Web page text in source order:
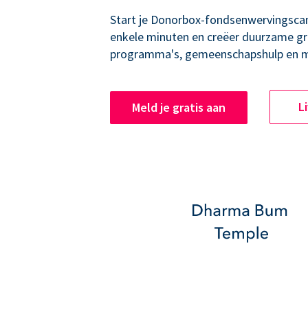
Start je Donorbox-
enkele minuten en creëer duurzame
programma's, gemeenschapshulp en
Meld je gratis aan